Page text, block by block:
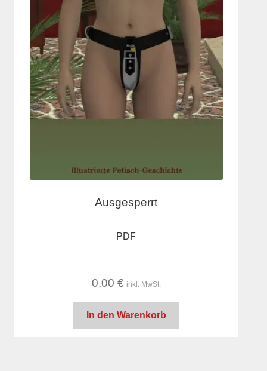
Ausgesperrt
PDF
0,00 € inkl. MwSt.
In den Warenkorb